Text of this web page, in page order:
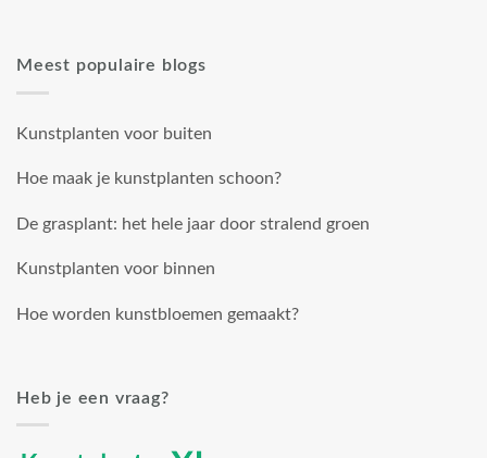
Meest populaire blogs
Kunstplanten voor buiten
Hoe maak je kunstplanten schoon?
De grasplant: het hele jaar door stralend groen
Kunstplanten voor binnen
Hoe worden kunstbloemen gemaakt?
Heb je een vraag?